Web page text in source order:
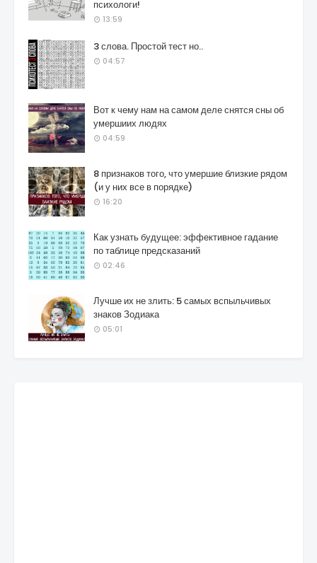
психологи!
13:59
3 слова. Простой тест но..
04:57
Вот к чему нам на самом деле снятся сны об
умершиих людях
04:59
8 признаков того, что умершие близкие рядом
(и у них все в порядке)
16:20
Как узнать будущее: эффективное гадание
по таблице предсказаний
02:46
Лучше их не злить: 5 самых вспыльчивых
знаков Зодиака
05:01